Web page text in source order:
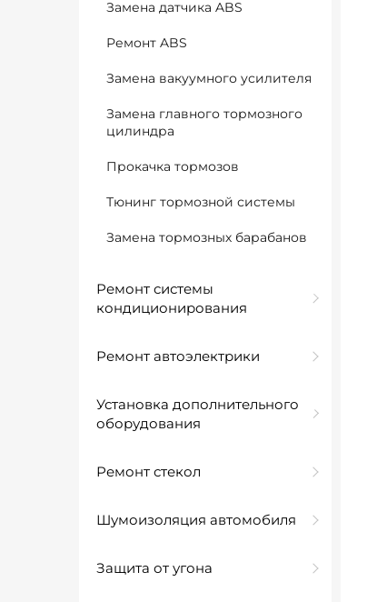
Замена датчика ABS
Ремонт ABS
Замена вакуумного усилителя
Замена главного тормозного
цилиндра
Прокачка тормозов
Тюнинг тормозной системы
Замена тормозных барабанов
Ремонт системы
кондиционирования
Ремонт автоэлектрики
Установка дополнительного
оборудования
Ремонт стекол
Шумоизоляция автомобиля
Защита от угона